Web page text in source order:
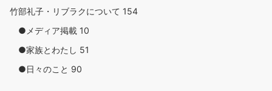
竹部礼子・リブラクについて 154
●メディア掲載 10
●家族とわたし 51
●日々のこと 90